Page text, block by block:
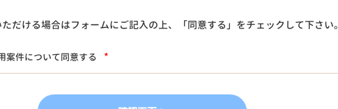
だける場合はフォームにご記入の上、「同意する」をチェックして下さい。
案件について同意する *